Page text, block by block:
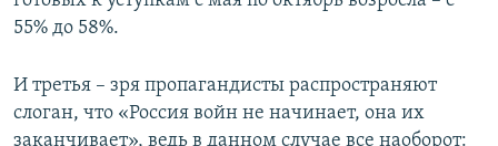
55% до 58%.
И третья – зря пропагандисты распространяют
слоган, что «Россия войн не начинает, она их
заканчивает», ведь в данном случае все наоборот: